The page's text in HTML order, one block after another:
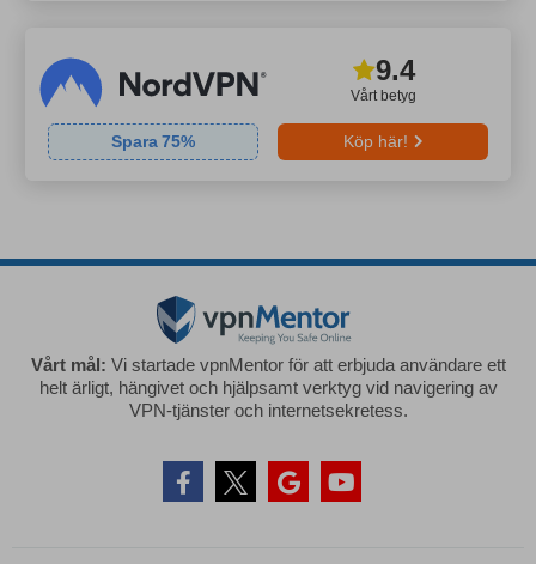
Vårt betyg
9.4
Spara75% Köp här!
Vårt mål: Vi startade vpnMentor för att erbjuda användare ett
helt ärligt, hängivet och hjälpsamt verktyg vid navigering av
VPN-tjänster och internetsekretess.